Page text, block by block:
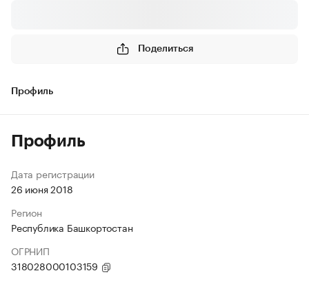
Поделиться
Профиль
Профиль
Дата регистрации
26 июня 2018
Регион
Республика Башкортостан
ОГРНИП
318028000103159